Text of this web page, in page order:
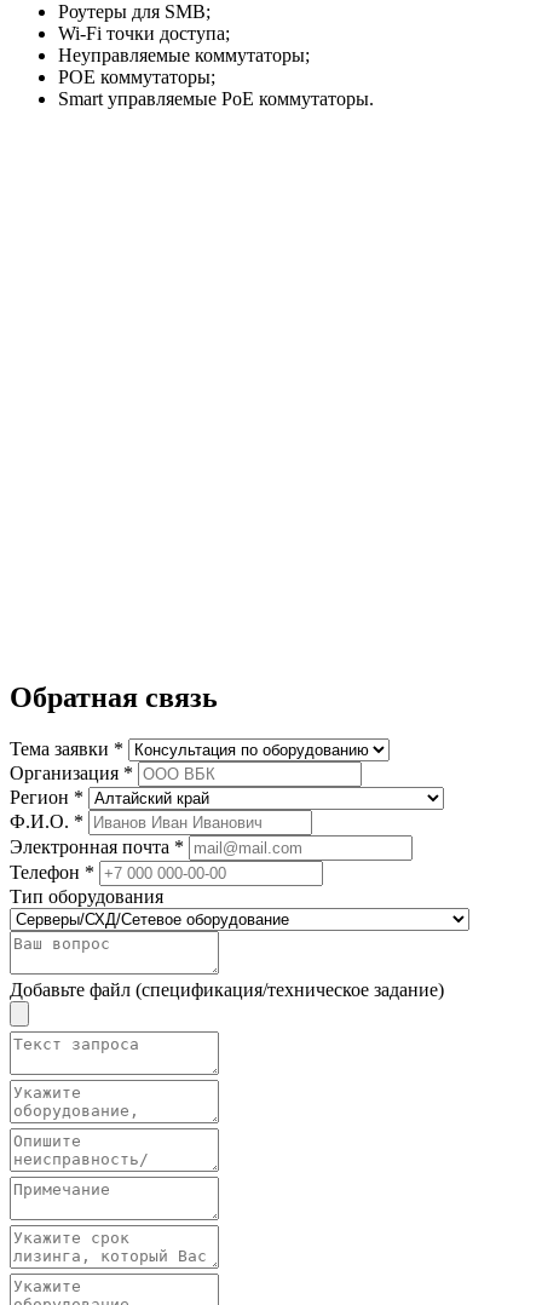
Роутеры для SMB;
Wi-Fi точки доступа;
Неуправляемые коммутаторы;
POE коммутаторы;
Smart управляемые PoE коммутаторы.
Обратная связь
Тема заявки *
Организация *
Регион *
Ф.И.О. *
Электронная почта *
Телефон *
Тип оборудования
Добавьте файл (спецификация/техническое задание)